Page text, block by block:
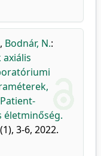
, Bodnár, N.:
életminőség.
3-6, 2022.